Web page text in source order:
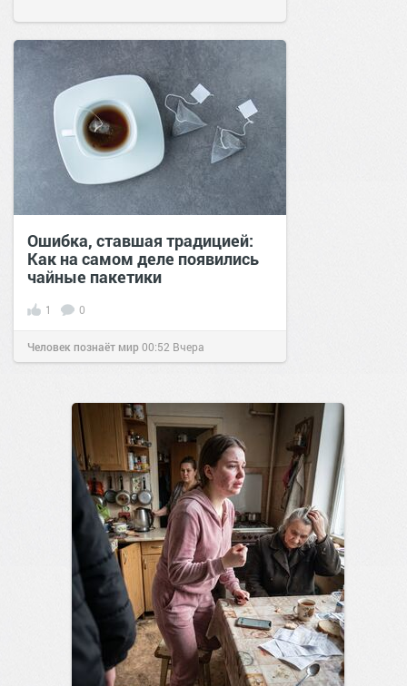
Ошибка, ставшая традицией:
Как на самом деле появились
чайные пакетики
1 0
Человек познаёт мир00:52 Вчера